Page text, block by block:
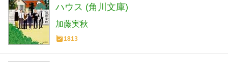
ハウス (角川文庫)
加藤実秋
1813